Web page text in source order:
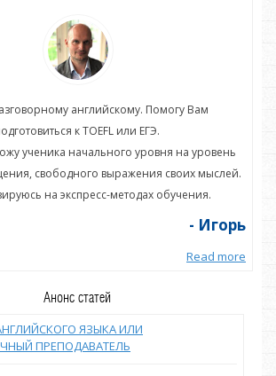
английскому. Помогу Вам
к TOEFL или ЕГЭ.
ученика начального уровня на уровень
свободного выражения своих мыслей.
на экспресс-методах обучения.
- Игорь
Read more
Анонс статей
ЯЗЫКА ИЛИ
ПРЕПОДАВАТЕЛЬ